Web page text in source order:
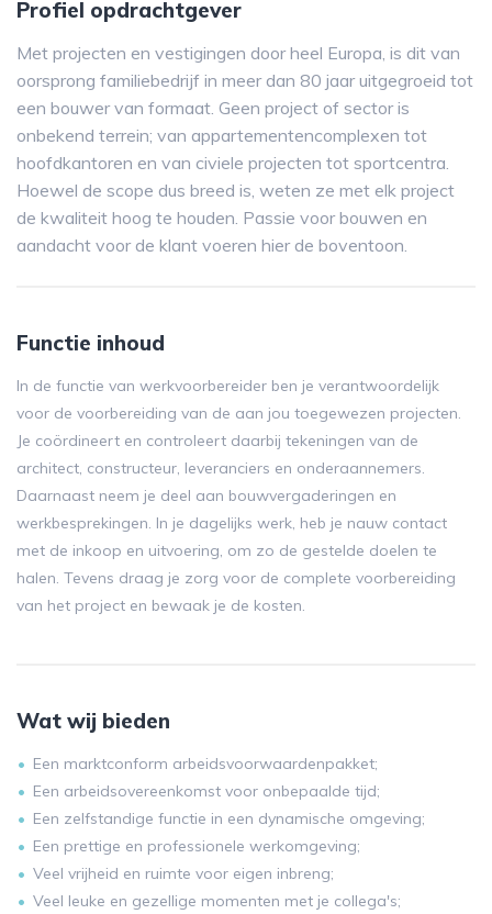
Profiel opdrachtgever
Met projecten en vestigingen door heel Europa, is dit van
oorsprong familiebedrijf in meer dan 80 jaar uitgegroeid tot
een bouwer van formaat. Geen project of sector is
onbekend terrein; van appartementencomplexen tot
hoofdkantoren en van civiele projecten tot sportcentra.
Hoewel de scope dus breed is, weten ze met elk project
de kwaliteit hoog te houden. Passie voor bouwen en
aandacht voor de klant voeren hier de boventoon.
Functie inhoud
In de functie van werkvoorbereider ben je verantwoordelijk
voor de voorbereiding van de aan jou toegewezen projecten.
Je coördineert en controleert daarbij tekeningen van de
architect, constructeur, leveranciers en onderaannemers.
Daarnaast neem je deel aan bouwvergaderingen en
werkbesprekingen. In je dagelijks werk, heb je nauw contact
met de inkoop en uitvoering, om zo de gestelde doelen te
halen. Tevens draag je zorg voor de complete voorbereiding
van het project en bewaak je de kosten.
Wat wij bieden
Een marktconform arbeidsvoorwaardenpakket;
Een arbeidsovereenkomst voor onbepaalde tijd;
Een zelfstandige functie in een dynamische omgeving;
Een prettige en professionele werkomgeving;
Veel vrijheid en ruimte voor eigen inbreng;
Veel leuke en gezellige momenten met je collega's;